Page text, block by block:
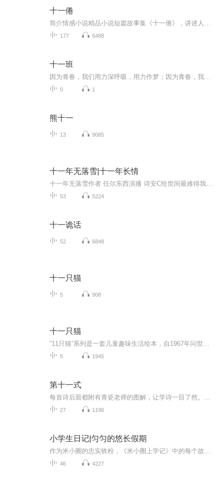
十一倦
177 6488
十一班
0 1
熊十一
13 9085
十一年无落雪|十一年长情
53 5224
十一诡话
52 6848
十一只猫
5 908
十一只猫
5 1945
第十一式
每首诗后面都附有青瓷老师的图解，让学诗一目了然。...
27 1196
小学生日记|匀匀的悠长假期
46 4227